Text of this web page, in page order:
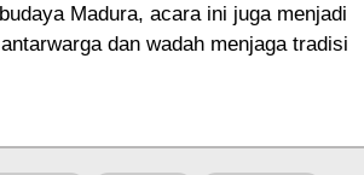
Madura, acara ini juga menjadi
dan wadah menjaga tradisi